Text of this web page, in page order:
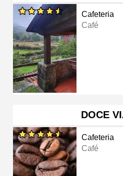
Cafeteria
Café
DOCE
Cafeteria
Café